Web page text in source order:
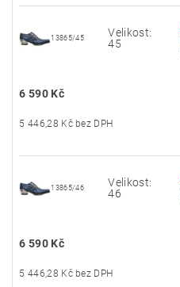
13865/45
Velikost:
45
6 590 Kč
5 446,28 Kč bez DPH
13865/46
Velikost:
46
6 590 Kč
5 446,28 Kč bez DPH